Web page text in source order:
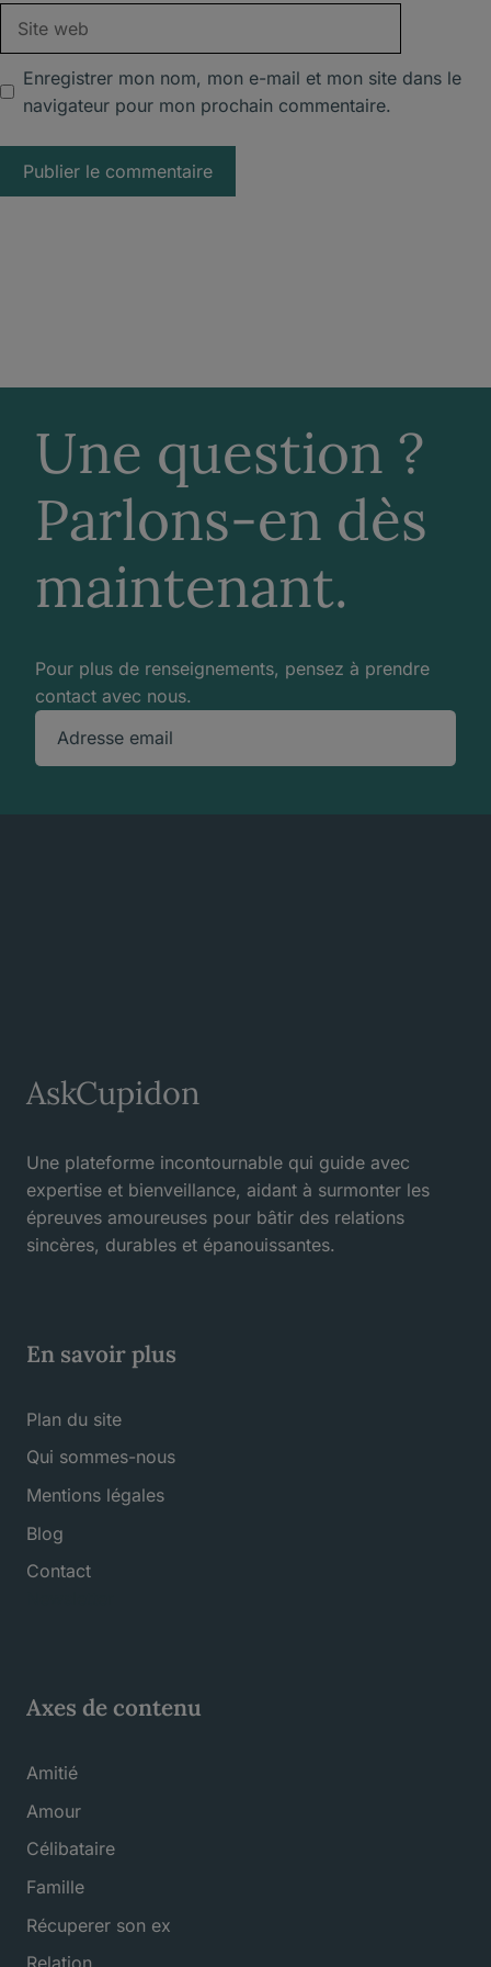
web
Enregistrer mon nom, mon e-mail et mon site dans le
navigateur pour mon prochain commentaire.
Une question ?
Parlons-en dès
maintenant.
Pour plus de renseignements, pensez à prendre
contact avec nous.
Adresse email
AskCupidon
Une plateforme incontournable qui guide avec
expertise et bienveillance, aidant à surmonter les
épreuves amoureuses pour bâtir des relations
sincères, durables et épanouissantes.
En savoir plus
Plan du site
Qui sommes-nous
Mentions légales
Blog
Contact
Axes de contenu
Amitié
Amour
Célibataire
Famille
Récuperer son ex